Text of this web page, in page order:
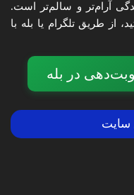
آرام‌تر و سالم‌تر است.
از طریق تلگرام یا بله با
در بله
سایت